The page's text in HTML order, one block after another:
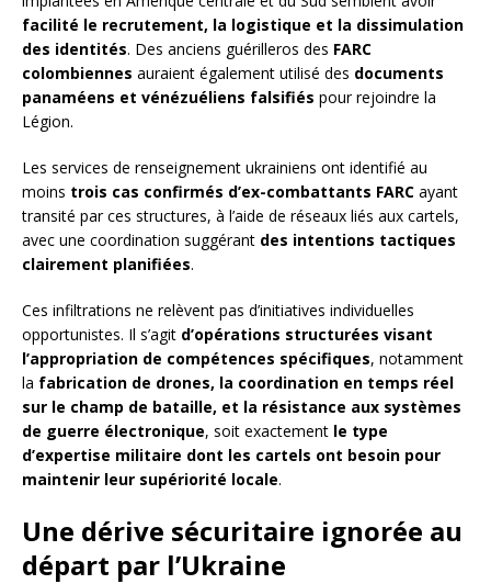
facilité le recrutement, la logistique et la dissimulation
des identités. Des anciens guérilleros des FARC
colombiennes auraient également utilisé des documents
panaméens et vénézuéliens falsifiés pour rejoindre la
Légion.
Les services de renseignement ukrainiens ont identifié au
moins trois cas confirmés d’ex-combattants FARC ayant
transité par ces structures, à l’aide de réseaux liés aux cartels,
avec une coordination suggérant des intentions tactiques
clairement planifiées.
Ces infiltrations ne relèvent pas d’initiatives individuelles
opportunistes. Il s’agit d’opérations structurées visant
l’appropriation de compétences spécifiques, notamment
la fabrication de drones, la coordination en temps réel
sur le champ de bataille, et la résistance aux systèmes
de guerre électronique, soit exactement le type
d’expertise militaire dont les cartels ont besoin pour
maintenir leur supériorité locale.
Une dérive sécuritaire ignorée au
départ par l’Ukraine